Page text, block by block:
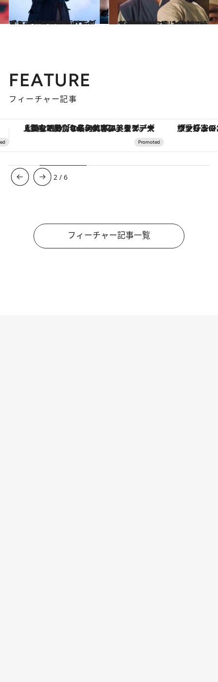
2022.1.6
『ユンヒへ』監督インタビュー 「この映画はラブストーリーであり、フェミニズムの映画なのです」
カルチャー 2020.7.23
【韓国ドラマ】イケメン＆演技ドル3人 入隊前の名演技6作を胸に全力で待て！
カルチャー
FEATURE
フィーチャー記事
ヴァシュロン・コンスタンタン「オーヴァーシーズ・オートマティック」。旅愛好家のお気に入りコレクションから、ジェンダーレスな新作が登場
3 /6
フィーチャー記事一覧